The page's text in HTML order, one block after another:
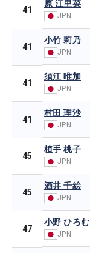
41
原 江里菜
JPN
41
小竹 莉乃
JPN
41
須江 唯加
JPN
41
村田 理沙
JPN
45
植手 桃子
JPN
45
酒井 千絵
JPN
47
小野 ひろむ
JPN